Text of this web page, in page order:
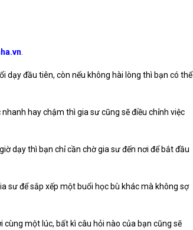
.
dạy đầu tiên, còn nếu không hài lòng thì bạn có thể
hay chậm thì gia sư cũng sẽ điều chỉnh việc
dạy thì bạn chỉ cần chờ gia sư đến nơi để bắt đầu
sư để sắp xếp một buổi học bù khác mà không sợ
một lúc, bất kì câu hỏi nào của bạn cũng sẽ